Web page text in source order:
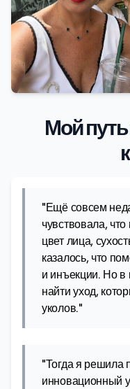
Мой путь
"Ещё совсем
чувствовала,
цвет лица,
казалось, что
и инъекции. Но в
найти уход,
уколов."
"Тогда я
инновационный